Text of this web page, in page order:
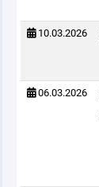
10.03.2026
06.03.2026